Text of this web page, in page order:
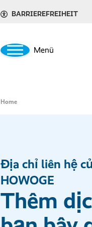
BARRIEREFREIHEIT
Menü
Home
Địa chỉ liên hệ
HOWOGE
Thêm